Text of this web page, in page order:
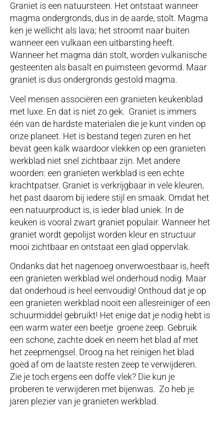
Graniet is een natuursteen. Het ontstaat wanneer
magma ondergronds, dus in de aarde, stolt. Magma
ken je wellicht als lava; het stroomt naar buiten
wanneer een vulkaan een uitbarsting heeft.
Wanneer het magma dán stolt, worden vulkanische
gesteenten als basalt en puimsteen gevormd. Maar
graniet is dus ondergronds gestold magma.
Veel mensen associëren een granieten keukenblad
met luxe. En dat is niet zo gek. Graniet is immers
één van de hardste materialen die je kunt vinden op
onze planeet. Het is bestand tegen zuren en het
bevat geen kalk waardoor vlekken op een granieten
werkblad niet snel zichtbaar zijn. Met andere
woorden: een granieten werkblad is een echte
krachtpatser. Graniet is verkrijgbaar in vele kleuren,
het past daarom bij iedere stijl en smaak. Omdat het
een natuurproduct is, is ieder blad uniek. In de
keuken is vooral zwart graniet populair. Wanneer het
graniet wordt gepolijst worden kleur en structuur
mooi zichtbaar en ontstaat een glad oppervlak.
Ondanks dat het nagenoeg onverwoestbaar is, heeft
een granieten werkblad wel onderhoud nodig. Maar
dat onderhoud is heel eenvoudig! Onthoud dat je op
een granieten werkblad nooit een allesreiniger of een
schuurmiddel gebruikt! Het enige dat je nodig hebt is
een warm water een beetje groene zeep. Gebruik
een schone, zachte doek en neem het blad af met
het zeepmengsel. Droog na het reinigen het blad
goed af om de laatste resten zeep te verwijderen.
Zie je toch ergens een doffe vlek? Die kun je
proberen te verwijderen met bijenwas. Zo heb je
jaren plezier van je granieten werkblad.